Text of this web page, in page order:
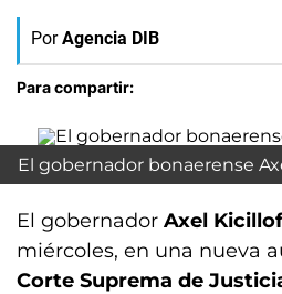
Por Agencia DIB
Para compartir:
El gobernador bonaerense
El gobernador Axel Kicillof
miércoles, en una nueva
Corte Suprema de